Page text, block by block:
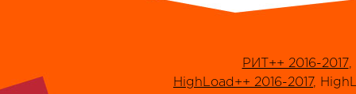
РИТ++ 2016-2017,
HighLoad++ 2016-2017,